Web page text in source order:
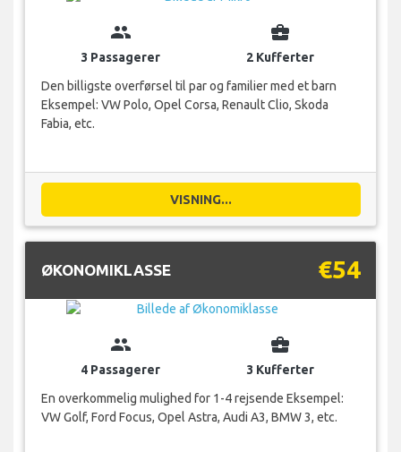
group
3 Passagerer
business_center
2 Kufferter
Den billigste overførsel til par og familier med et barn
Eksempel: VW Polo, Opel Corsa, Renault Clio, Skoda
Fabia, etc.
VISNING...
ØKONOMIKLASSE €54
group
4 Passagerer
business_center
3 Kufferter
En overkommelig mulighed for 1-4 rejsende Eksempel:
VW Golf, Ford Focus, Opel Astra, Audi A3, BMW 3, etc.